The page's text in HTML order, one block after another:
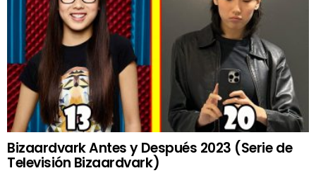
Bizaardvark Antes y Después 2023 (Serie de
Televisión Bizaardvark)